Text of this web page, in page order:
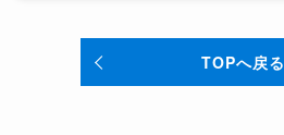
TOPへ戻る